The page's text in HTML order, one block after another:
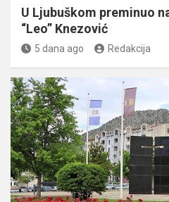
U Ljubuškom preminuo
“Leo” Knezović
5 dana ago Redakcija